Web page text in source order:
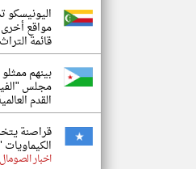
مواقع
قائمة
مجلس
القدم
قراصنة
اخبار الصومال